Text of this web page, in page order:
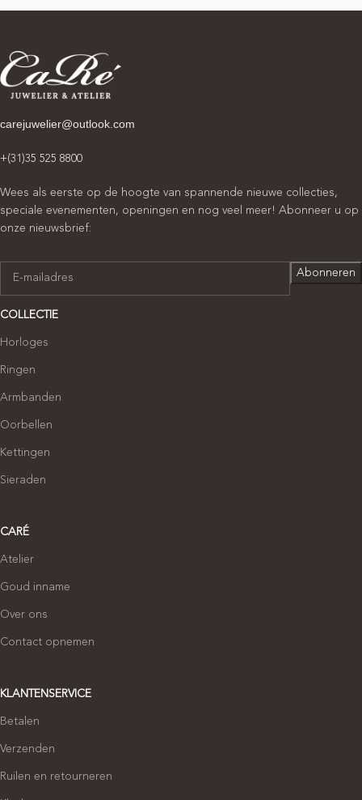
carejuwelier@outlook.com
+(31)35 525 8800
Wees als eerste op de hoogte van spannende nieuwe collecties,
speciale evenementen, openingen en nog veel meer! Abonneer u op
onze nieuwsbrief:
COLLECTIE
Horloges
Ringen
Armbanden
Oorbellen
Kettingen
Sieraden
CARÉ
Atelier
Goud inname
Over ons
Contact opnemen
KLANTENSERVICE
Betalen
Verzenden
Ruilen en retourneren